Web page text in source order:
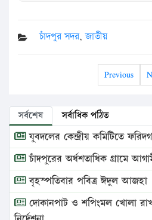
চাঁদপুর সদর,জাতীয়
Previous
সর্বশেষ সর্বাধিক পঠিত
যুবদলের কেন্দ্রীয় কমিটিতে
চাঁদপুরের অর্ধশতাধিক গ্রামে
বৃহস্পতিবার পবিত্র ঈদুল আজহা
দোকানপাট ও শপিংমল খোলা